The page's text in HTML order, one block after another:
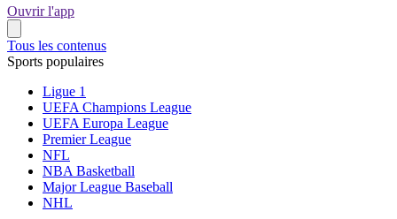
Ouvrir l'app
Tous les contenus
Sports populaires
Ligue 1
UEFA Champions League
UEFA Europa League
Premier League
NFL
NBA Basketball
Major League Baseball
NHL